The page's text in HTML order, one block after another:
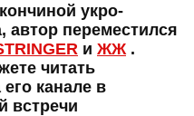
укро-
автор переместился
и ЖЖ .
читать
канале в
встречи